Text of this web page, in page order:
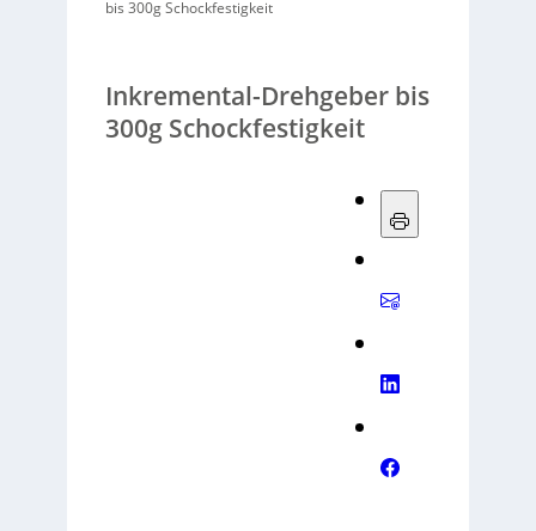
bis 300g Schockfestigkeit
Inkremental-Drehgeber bis
300g Schockfestigkeit